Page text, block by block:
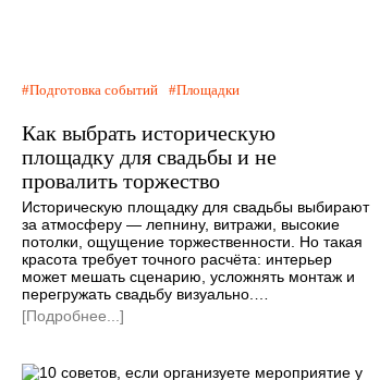
Подготовка событий Площадки
Как выбрать историческую
площадку для свадьбы и не
провалить торжество
Историческую площадку для свадьбы выбирают
за атмосферу — лепнину, витражи, высокие
потолки, ощущение торжественности. Но такая
красота требует точного расчёта: интерьер
может мешать сценарию, усложнять монтаж и
перегружать свадьбу визуально.…
[Подробнее...]